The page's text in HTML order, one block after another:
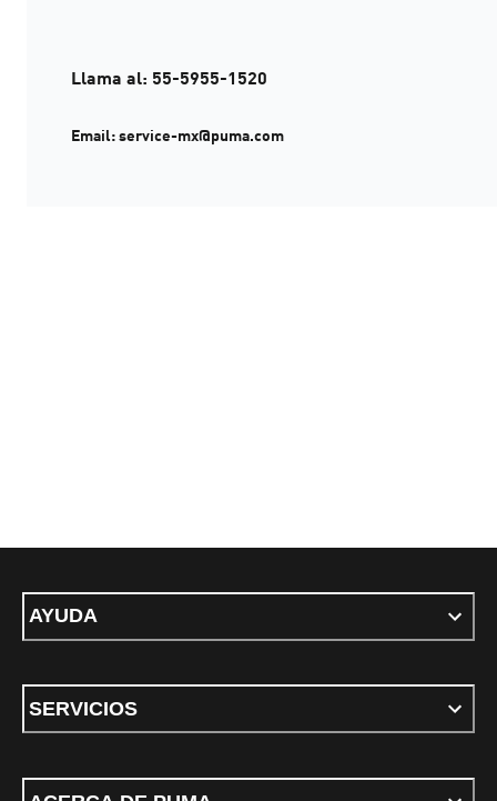
Llama al: 55-5955-1520
Email: service-mx@puma.com
AYUDA
SERVICIOS